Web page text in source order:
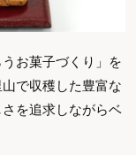
お菓子づくり」を
で収穫した豊富な
を追求しながらベ